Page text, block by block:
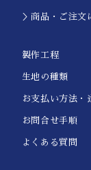
＞商品・ご注文
製作工程
生地の種類
お支払い方法・
お問合せ手順
よくある質問